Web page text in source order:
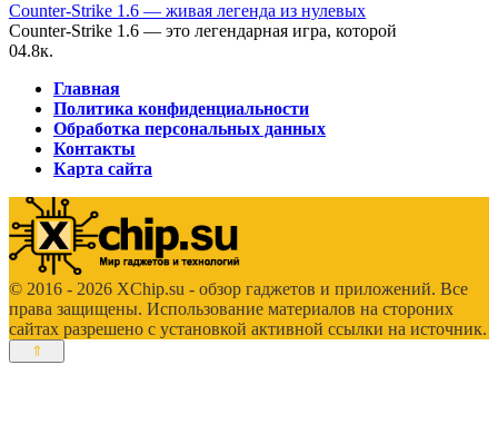
Counter-Strike 1.6 — живая легенда из нулевых
Counter-Strike 1.6 — это легендарная игра, которой
04.8к.
Главная
Политика конфиденциальности
Обработка персональных данных
Контакты
Карта сайта
© 2016 - 2026 XChip.su - обзор гаджетов и приложений. Все
права защищены. Использование материалов на стороних
сайтах разрешено с установкой активной ссылки на источник.